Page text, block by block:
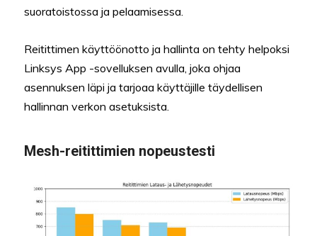
suoratoistossa ja pelaamisessa.
Reitittimen käyttöönotto ja hallinta on tehty helpoksi
Linksys App -sovelluksen avulla, joka ohjaa
asennuksen läpi ja tarjoaa käyttäjille täydellisen
hallinnan verkon asetuksista.
Mesh-reitittimien nopeustesti